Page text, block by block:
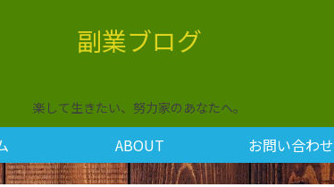
副業ブログ
楽して生きたい、努力家のあなたへ。
ABOUT お問い合わせ